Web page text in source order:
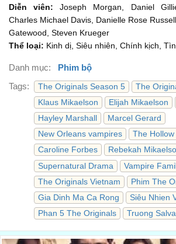
A rage that can only be quieted by
Một cơn thịnh nộ chỉ được dập tắt bởi bạo
Hope, if violence is what you need to feel
Hope, nếu bạo lực là thứ con cần để cảm
then you have the perfect father.
vậy thì con có một người bố hoàn hảo rồi
Do it again.
Làm lại đi.
Harder this time.
Lần này mạnh hơn.
All of that pain, that simmering darkness.
Diễn viên: Joseph Morgan, Daniel
Charles Michael Davis, Danielle Rose
Gatewood, Steven Krueger
Thể loại: Kinh dị, Siêu nhiên, Chính kịch,
Danh mục:
Phim bộ
Tags:
The Originals Season 5
The
Klaus Mikaelson
Elijah Mikaelson
Hayley Marshall
Marcel Gerard
New Orleans vampires
The Hollow
Caroline Forbes
Rebekah
Supernatural Drama
Vampire
The Originals Vietnam
Phim The
Gia Dinh Ma Ca Rong
Siêu Nhien
Phan 5 The Originals
Truong